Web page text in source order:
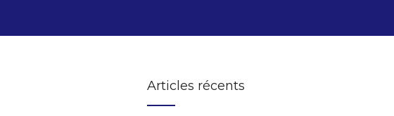
Articles récents